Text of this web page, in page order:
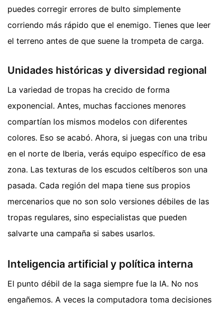
puedes corregir errores de bulto simplemente
corriendo más rápido que el enemigo. Tienes que leer
el terreno antes de que suene la trompeta de carga.
Unidades históricas y diversidad regional
La variedad de tropas ha crecido de forma
exponencial. Antes, muchas facciones menores
compartían los mismos modelos con diferentes
colores. Eso se acabó. Ahora, si juegas con una tribu
en el norte de Iberia, verás equipo específico de esa
zona. Las texturas de los escudos celtíberos son una
pasada. Cada región del mapa tiene sus propios
mercenarios que no son solo versiones débiles de las
tropas regulares, sino especialistas que pueden
salvarte una campaña si sabes usarlos.
Inteligencia artificial y política interna
El punto débil de la saga siempre fue la IA. No nos
engañemos. A veces la computadora toma decisiones